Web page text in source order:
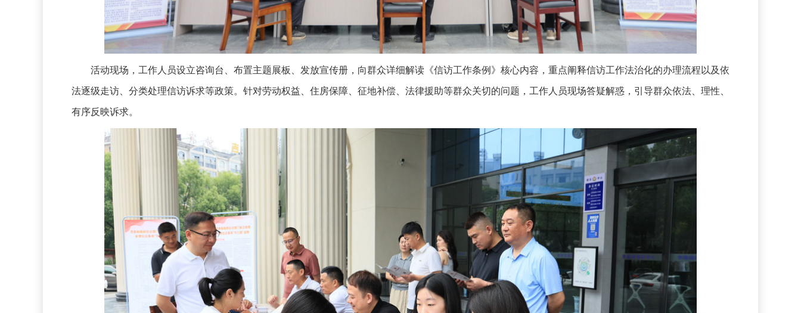
活动现场，工作人员设立咨询台、布置主题展板、发放宣传册，向群众详细解读《信访工作条例》核心内容，重点阐释信访工作法治化的办理流程以及依
法逐级走访、分类处理信访诉求等政策。针对劳动权益、住房保障、征地补偿、法律援助等群众关切的问题，工作人员现场答疑解惑，引导群众依法、理性、
有序反映诉求。